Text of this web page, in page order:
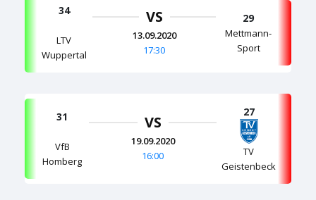
34
LTV
Wuppertal
VS
13.09.2020
17:30
29
Mettmann-
Sport
31
VfB
Homberg
VS
19.09.2020
16:00
27
TV
Geistenbeck